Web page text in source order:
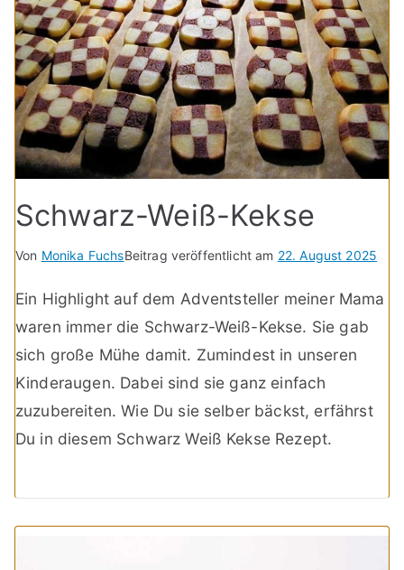
Schwarz-Weiß-Kekse
Von Monika FuchsBeitrag veröffentlicht am 22. August 2025
Ein Highlight auf dem Adventsteller meiner Mama
waren immer die Schwarz-Weiß-Kekse. Sie gab
sich große Mühe damit. Zumindest in unseren
Kinderaugen. Dabei sind sie ganz einfach
zuzubereiten. Wie Du sie selber bäckst, erfährst
Du in diesem Schwarz Weiß Kekse Rezept.